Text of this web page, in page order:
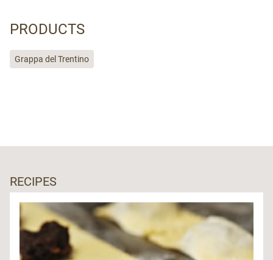
PRODUCTS
Grappa del Trentino
RECIPES